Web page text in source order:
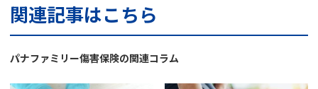
関連記事はこちら
パナファミリー傷害保険の関連コラム